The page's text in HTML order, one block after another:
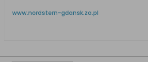
www.nordstern-gdansk.za.pl